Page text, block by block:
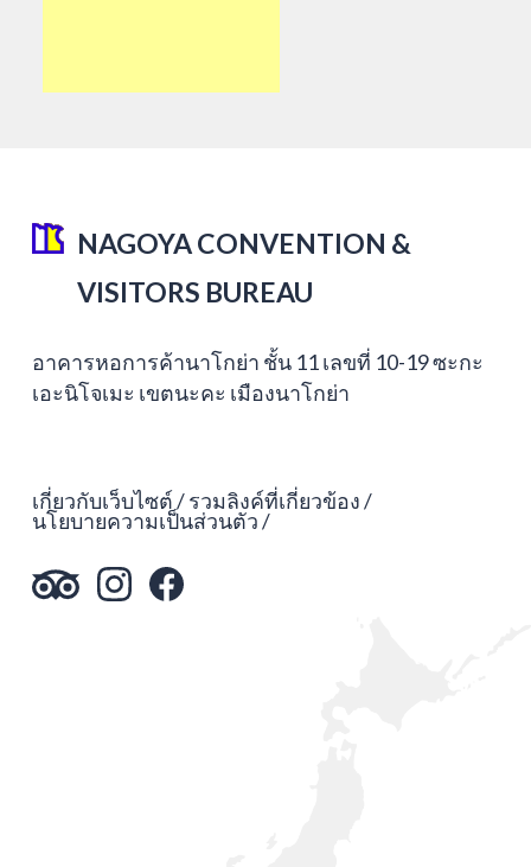
NAGOYA CONVENTION &
VISITORS BUREAU
อาคารหอการค้านาโกย่า ชั้น 11 เลขที่ 10-19 ซะกะ
เอะนิโจเมะ เขตนะคะ เมืองนาโกย่า
เกี่ยวกับเว็บไซต์ รวมลิงค์ที่เกี่ยวข้อง
นโยบายความเป็นส่วนตัว